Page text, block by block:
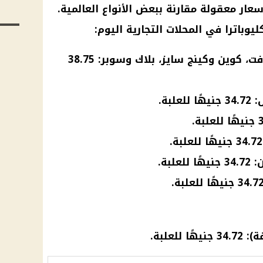
معقولة مقارنة ببعض الأنواع العالمية.
في المحلات التجارية اليوم:
سجائر كليوباترا بوكس، سوفت، كوين وكينج سايز، بلاك وسوبر: 38.75